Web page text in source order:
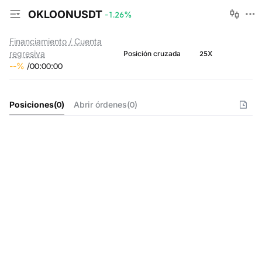
OKLOONUSDT -1.26%
Financiamiento / Cuenta
regresiva
--% /00:00:00
Posición cruzada 25X
Posiciones(0) Abrir órdenes(0)